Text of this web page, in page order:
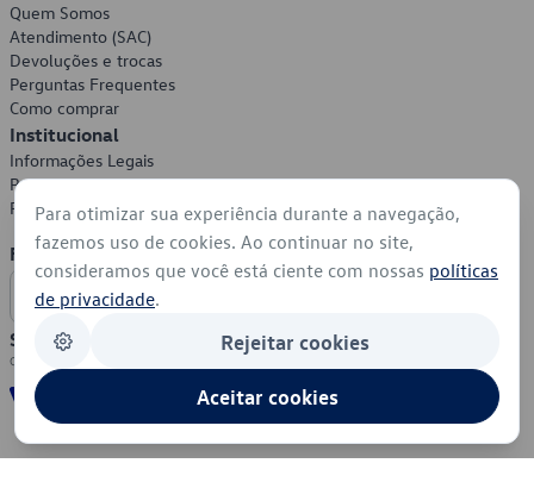
Quem Somos
Atendimento (SAC)
Devoluções e trocas
Perguntas Frequentes
Como comprar
Institucional
Informações Legais
Política de Privacidade
Política de Cookies
Formas de Pagamento
Segurança
Para otimizar sua experiência durante a navegação,
fazemos uso de cookies. Ao continuar no site,
consideramos que você está ciente com nossas políticas
de privacidade.
Rejeitar cookies
Aceitar cookies